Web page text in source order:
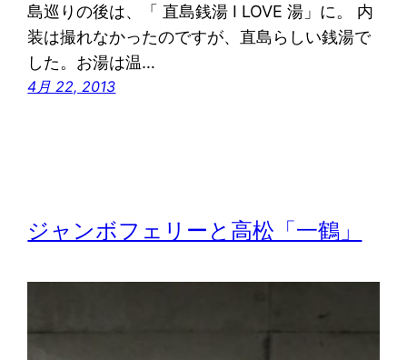
島巡りの後は、「 直島銭湯 I LOVE 湯」に。 内
装は撮れなかったのですが、直島らしい銭湯で
した。お湯は温…
4月 22, 2013
ジャンボフェリーと高松「一鶴」